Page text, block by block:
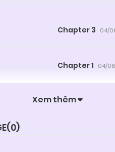
Chapter 3 04/
Chapter 1 04/
Xem thêm
0)